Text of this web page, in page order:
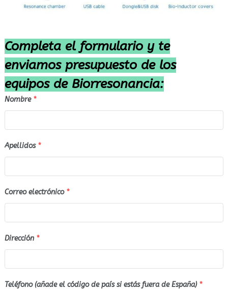
Completa el formulario y te
enviamos presupuesto de los
equipos de Biorresonancia:
Nombre *
Apellidos *
Correo electrónico *
Dirección *
Teléfono (añade el código de país si estás fuera de España) *